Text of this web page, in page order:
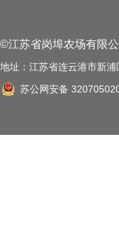
©江苏省岗埠农场有限公
地址：江苏省连云港市新
苏公网安备